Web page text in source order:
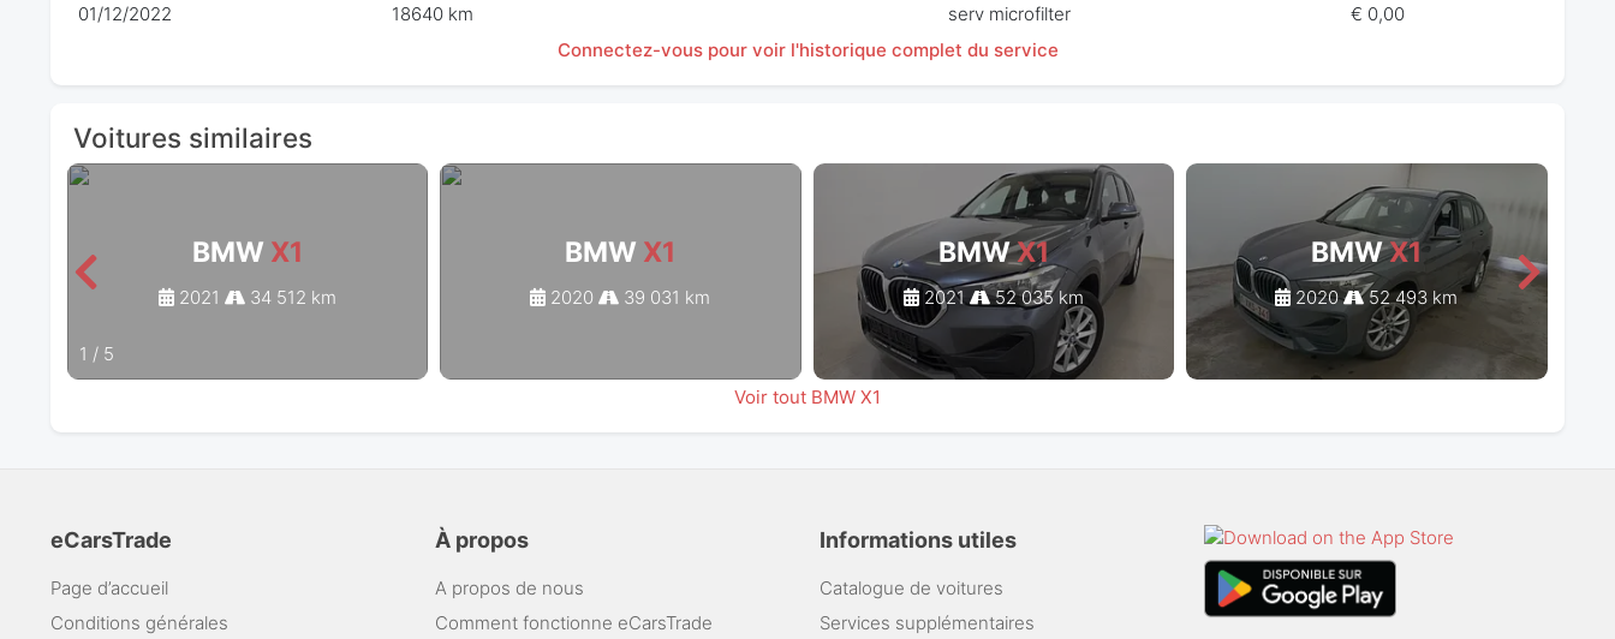
01/12/2022
18640 km serv microfilter
€ 0,00
Connectez-vous pour voir l'historique complet du service
Voitures similaires
BMW X1
2021 34 512 km
BMW X1
2020 39 031 km
BMWX1
2021 52 035 km
BMWX1
2020 52 493 km
1 / 5
Voir tout BMW X1
eCarsTrade
Page d’accueil
Conditions générales
À propos
A propos de nous
Comment fonctionne eCarsTrade
Informations utiles
Catalogue de voitures
Services supplémentaires